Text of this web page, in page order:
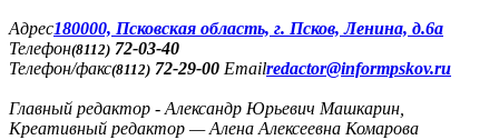
Адреc180000, Псковская область, г. Псков, Ленина, д.6а
Телефон(8112) 72-03-40
Телефон/факс(8112) 72-29-00 Emailredactor@informpskov.ru
Главный редактор - Александр Юрьевич Машкарин,
Креативный редактор — Алена Алексеевна Комарова